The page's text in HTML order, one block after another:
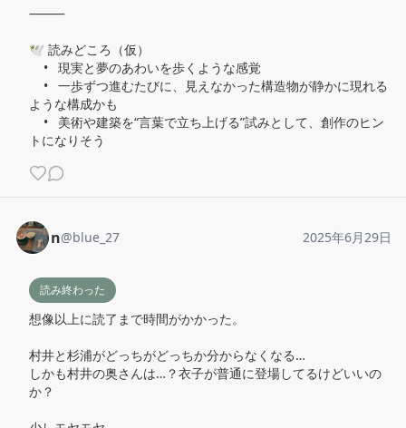
⸻
🕊️ 読みどころ（仮）
ような構成かも
トになりそう
n@blue_27 2025年6月29日
読み終わった
想像以上に読了まで時間がかかった。
村井と杉浦がどっちがどっちか分からなくなる…
しかも村井の奥さんは…？衣子が普通に登場してるけどいいの
か？